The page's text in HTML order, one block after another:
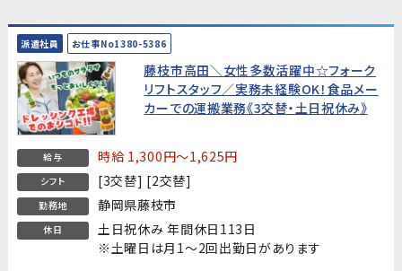
派遣社員 お仕事No1380-5386
藤枝市高田＼女性多数活躍中☆フォーク
リフトスタッフ／実務未経験OK！食品メー
カーでの運搬業務《3交替・土日祝休み》
給与 時給 1,300円～1,625円
シフト [3交替] [2交替]
勤務地 静岡県藤枝市
休日
土日祝休み 年間休日113日
※土曜日は月1～2回出勤日があります